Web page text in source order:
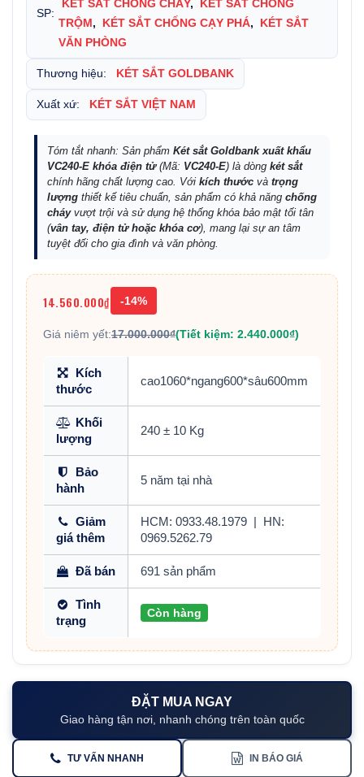
SP:
KÉT SẮT CHỐNG CHÁY,
KÉT SẮT CHỐNG
TRỘM , KÉT SẮT CHỐNG CẠY PHÁ,
KÉT SẮT
VĂN PHÒNG
Thương hiệu: KÉT SẮT GOLDBANK
Xuất xứ: KÉT SẮT VIỆT NAM
Tóm tắt nhanh: Sản phẩm Két sắt Goldbank xuất khẩu
VC240-E khóa điện tử(Mã: VC240-E) là dòng két sắt
chính hãng chất lượng cao. Với kích thước và trọng
lượng thiết kế tiêu chuẩn, sản phẩm có khả năng chống
cháyvượt trội và sử dụng hệ thống khóa bảo mật tối tân
(vân tay, điện tử hoặc khóa cơ), mang lại sự an tâm
tuyệt đối cho gia đình và văn phòng.
14.560.000₫ -14%
Giá niêm yết:17.000.000₫(Tiết kiệm: 2.440.000₫)
Kích
thước
cao1060*ngang600*sâu600mm
Khối
lượng
240 ± 10 Kg
Bảo
hành
5 năm tại nhà
Giảm
giá thêm
HCM: 0933.48.1979
HN:
0969.5262.79
Đã bán 691 sản phẩm
Tình
trạng
Còn hàng
ĐẶT MUA NGAY
Giao hàng tận nơi, nhanh chóng trên toàn quốc
TƯ VẤN NHANH IN BÁO GIÁ